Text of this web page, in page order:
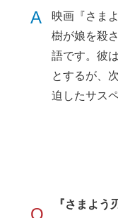
A
映画『さま
樹が娘を殺
語です。彼
とするが、
迫したサス
Q
『さまよう